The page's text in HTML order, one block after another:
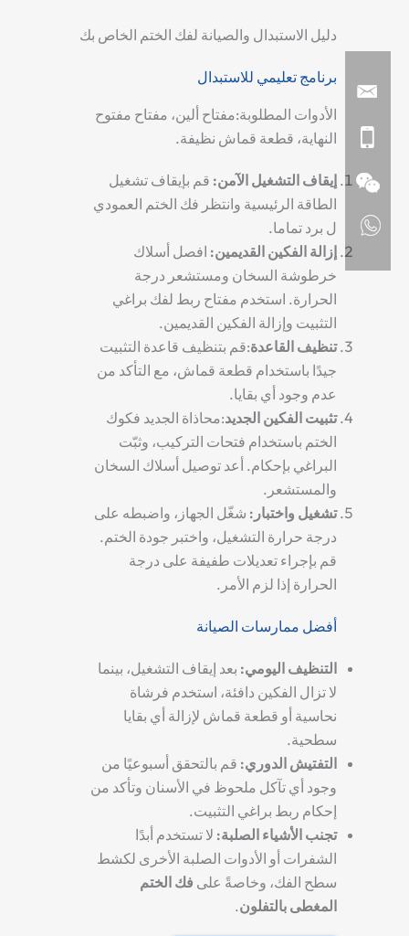
دليل الاستبدال والصيانة لفك الختم الخاص بك
برنامج تعليمي للاستبدال
الأدوات المطلوبة:مفتاح ألين، مفتاح مفتوح
النهاية، قطعة قماش نظيفة.
إيقاف التشغيل الآمن: قم بإيقاف تشغيل
الطاقة الرئيسية وانتظر فك الختم العمودي
ل برد تماما.
إزالة الفكين القديمين: افصل أسلاك
خرطوشة السخان ومستشعر درجة
الحرارة. استخدم مفتاح ربط لفك براغي
التثبيت وإزالة الفكين القديمين.
تنظيف القاعدة:قم بتنظيف قاعدة التثبيت
جيدًا باستخدام قطعة قماش، مع التأكد من
عدم وجود أي بقايا.
تثبيت الفكين الجديد:محاذاة الجديد فكوك
الختم باستخدام فتحات التركيب، وثبّت
البراغي بإحكام. أعد توصيل أسلاك السخان
والمستشعر.
تشغيل واختبار : شغّل الجهاز، واضبطه على
درجة حرارة التشغيل، واختبر جودة الختم.
قم بإجراء تعديلات طفيفة على درجة
الحرارة إذا لزم الأمر.
أفضل ممارسات الصيانة
التنظيف اليومي: بعد إيقاف التشغيل، بينما
لا تزال الفكين دافئة، استخدم فرشاة
نحاسية أو قطعة قماش لإزالة أي بقايا
سطحية.
التفتيش الدوري: قم بالتحقق أسبوعيًا من
وجود أي تآكل ملحوظ في الأسنان وتأكد من
إحكام ربط براغي التثبيت.
تجنب الأشياء الصلبة: لا تستخدم أبدًا
الشفرات أو الأدوات الصلبة الأخرى لكشط
سطح الفك، وخاصةً على فك الختم
المغطى بالتفلون.